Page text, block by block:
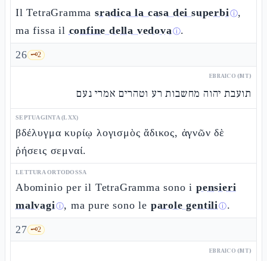
Il TetraGramma sradica la casa dei superbiⓘ,
ma fissa il confine della vedovaⓘ.
26 🗝️2
EBRAICO (MT)
תועבת יהוה מחשבות רע וטהרים אמרי נעם
SEPTUAGINTA (LXX)
βδέλυγμα κυρίῳ λογισμὸς ἄδικος, ἁγνῶν δὲ
ῥήσεις σεμναί.
LETTURA ORTODOSSA
Abominio per il TetraGramma sono i pensieri
malvagiⓘ, ma pure sono le parole gentiliⓘ.
27 🗝️2
EBRAICO (MT)